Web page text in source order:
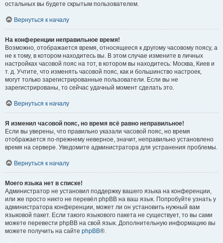
остальных вы будете скрытым пользователем.
Вернуться к началу
На конференции неправильное время!
Возможно, отображается время, относящееся к другому часовому поясу, а
не к тому, в котором находитесь вы. В этом случае измените в личных
настройках часовой пояс на тот, в котором вы находитесь: Москва, Киев и
т. д. Учтите, что изменять часовой пояс, как и большинство настроек,
могут только зарегистрированные пользователи. Если вы не
зарегистрированы, то сейчас удачный момент сделать это.
Вернуться к началу
Я изменил часовой пояс, но время всё равно неправильное!
Если вы уверены, что правильно указали часовой пояс, но время
отображается по-прежнему неверное, значит, неправильно установлено
время на сервере. Уведомите администратора для устранения проблемы.
Вернуться к началу
Моего языка нет в списке!
Администратор не установил поддержку вашего языка на конференции,
или же просто никто не перевёл phpBB на ваш язык. Попробуйте узнать у
администратора конференции, может ли он установить нужный вам
языковой пакет. Если такого языкового пакета не существует, то вы сами
можете перевести phpBB на свой язык. Дополнительную информацию вы
можете получить на сайте phpBB®.